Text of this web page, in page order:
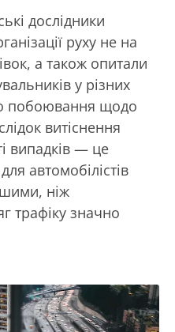
дослідники
руху не на
а також опитали
у різних
побоювання щодо
витіснення
випадків — це
автомобілістів
ніж
трафіку значно